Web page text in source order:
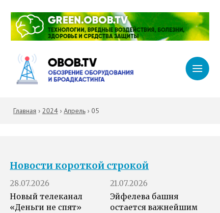
Главная › 2024› Апрель› 05
Новости короткой строкой
28.07.2026
Новый телеканал
«Деньги не спят»
21.07.2026
Эйфелева башня
остается важнейшим